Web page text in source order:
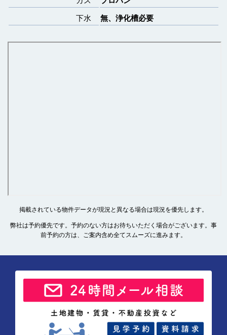
下水 無、浄化槽必要
掲載されている物件データが現況と異なる場合は現況を優先します。
弊社は予約優先です。予約のない方はお待ちいただく場合がございます。事
前予約の方は、ご案内含め全てスムーズに進みます。